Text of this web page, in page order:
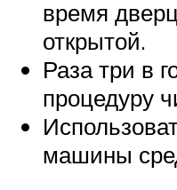
время
открытой.
Раза три в
процедуру
машины